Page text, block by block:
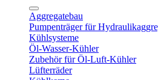
Aggregatebau
Pumpenträger für
Kühlsysteme
Öl-Wasser-Kühler
Zubehör für Öl-Luft-Kühler
Lüfterräder